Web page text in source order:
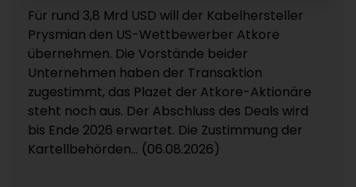
Für rund 3,8 Mrd USD will der Kabelhersteller
Prysmian den US-Wettbewerber Atkore
übernehmen. Die Vorstände beider
Unternehmen haben der Transaktion
zugestimmt, das Plazet der Atkore-Aktionäre
steht noch aus. Der Abschluss des Deals wird
bis Ende 2026 erwartet. Die Zustimmung der
Kartellbehörden... (06.08.2026)